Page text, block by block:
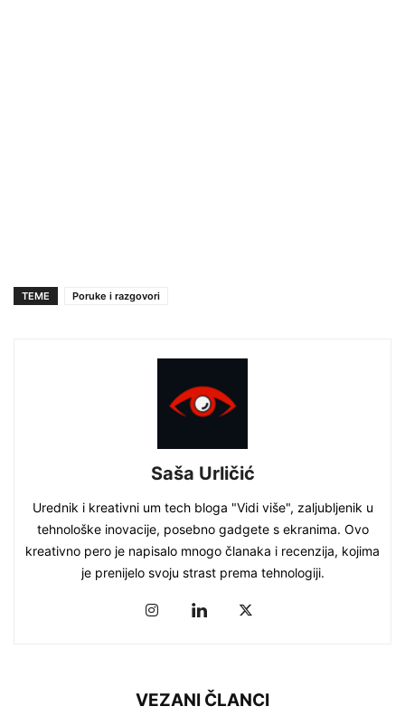
TEME Poruke i razgovori
Saša Urličić
Urednik i kreativni um tech bloga "Vidi više", zaljubljenik u
tehnološke inovacije, posebno gadgete s ekranima. Ovo
kreativno pero je napisalo mnogo članaka i recenzija, kojima
je prenijelo svoju strast prema tehnologiji.
VEZANI ČLANCI